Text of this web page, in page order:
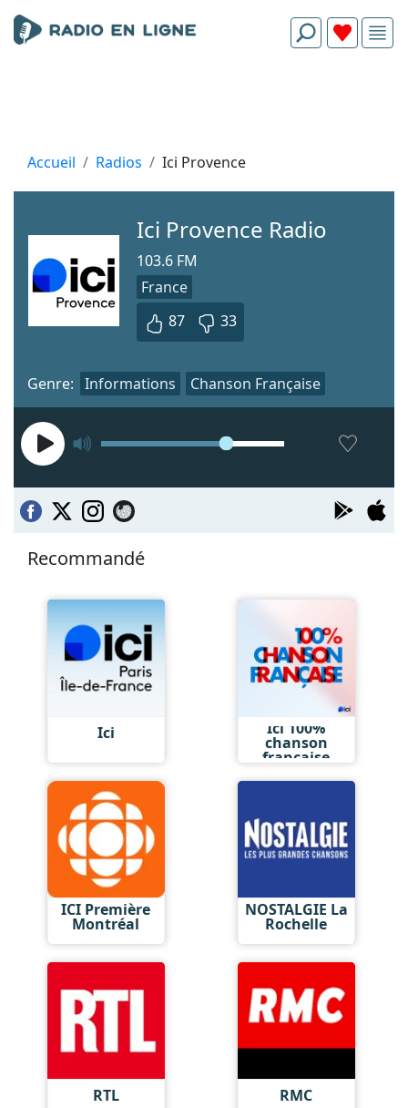
Accueil Radios Ici Provence
Ici Provence Radio
103.6 FM
France
87
33
Genre: Informations Chanson Française
Recommandé
Ici Ici 100%
chanson
française
ICI Première
Montréal
NOSTALGIE La
Rochelle
RTL RMC